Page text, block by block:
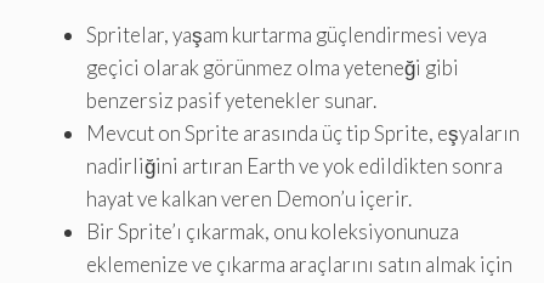
Spritelar, yaşam kurtarma güçlendirmesi veya
geçici olarak görünmez olma yeteneği gibi
benzersiz pasif yetenekler sunar.
Mevcut on Sprite arasında üç tip Sprite, eşyaların
nadirliğini artıran Earth ve yok edildikten sonra
hayat ve kalkan veren Demon’u içerir.
Bir Sprite’ı çıkarmak, onu koleksiyonunuza
eklemenize ve çıkarma araçlarını satın almak için